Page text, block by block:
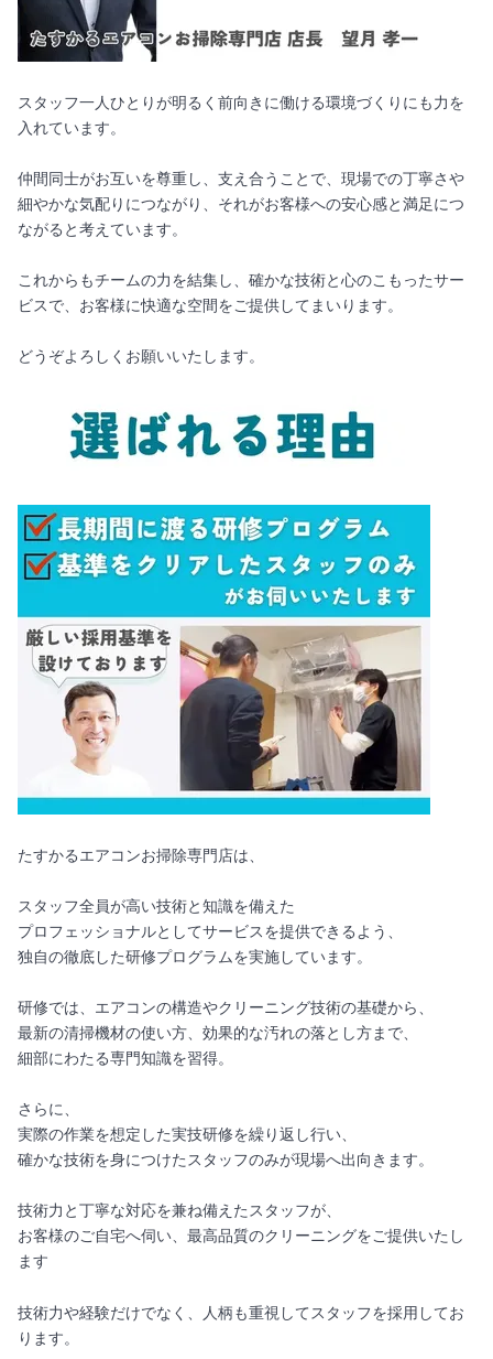
スタッフ一人ひとりが明るく前向きに働ける環境づくりにも力を
入れています。
仲間同士がお互いを尊重し、支え合うことで、現場での丁寧さや
細やかな気配りにつながり、それがお客様への安心感と満足につ
ながると考えています。
これからもチームの力を結集し、確かな技術と心のこもったサー
ビスで、お客様に快適な空間をご提供してまいります。
どうぞよろしくお願いいたします。
たすかるエアコンお掃除専門店は、
スタッフ全員が高い技術と知識を備えた
プロフェッショナルとしてサービスを提供できるよう、
独自の徹底した研修プログラムを実施しています。
研修では、エアコンの構造やクリーニング技術の基礎から、
最新の清掃機材の使い方、効果的な汚れの落とし方まで、
細部にわたる専門知識を習得。
さらに、
実際の作業を想定した実技研修を繰り返し行い、
確かな技術を身につけたスタッフのみが現場へ出向きます。
技術力と丁寧な対応を兼ね備えたスタッフが、
お客様のご自宅へ伺い、最高品質のクリーニングをご提供いたし
ます
技術力や経験だけでなく、人柄も重視してスタッフを採用してお
ります。